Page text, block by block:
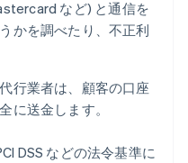
など) と通信を
かを調べたり、不正利
行業者は、顧客の口座
に送金します。
DSS などの法令基準に